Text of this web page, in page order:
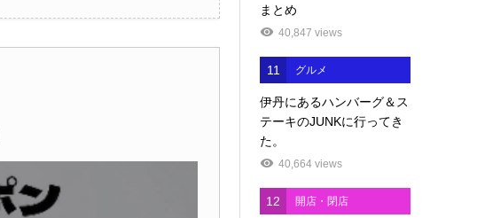
まとめ
40,847 views
11 グルメ
伊丹にあるハンバーグ＆ス
テーキのJUNKに行ってき
た。
40,664 views
12 開店・閉店